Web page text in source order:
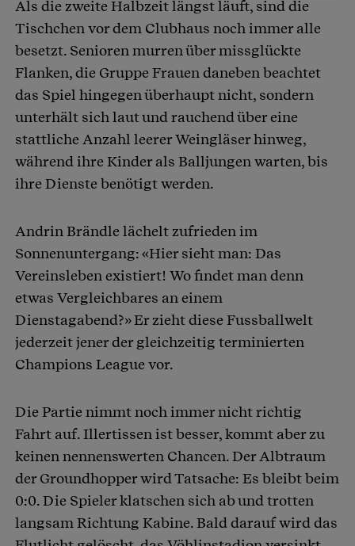
Als die zweite Halbzeit längst läuft, sind die
Tischchen vor dem Clubhaus noch immer alle
besetzt. Senioren murren über missglückte
Flanken, die Gruppe Frauen daneben beachtet
das Spiel hingegen überhaupt nicht, sondern
unterhält sich laut und rauchend über eine
stattliche Anzahl leerer Weingläser hinweg,
während ihre Kinder als Balljungen warten, bis
ihre Dienste benötigt werden.
Andrin Brändle lächelt zufrieden im
Sonnenuntergang: «Hier sieht man: Das
Vereinsleben existiert! Wo findet man denn
etwas Vergleichbares an einem
Dienstagabend?» Er zieht diese Fussballwelt
jederzeit jener der gleichzeitig terminierten
Champions League vor.
Die Partie nimmt noch immer nicht richtig
Fahrt auf. Illertissen ist besser, kommt aber zu
keinen nennenswerten Chancen. Der Albtraum
der Groundhopper wird Tatsache: Es bleibt beim
0:0. Die Spieler klatschen sich ab und trotten
langsam Richtung Kabine. Bald darauf wird das